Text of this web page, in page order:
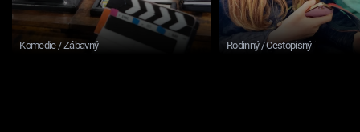
Komedie / Zábavný Rodinný / Cestopisný